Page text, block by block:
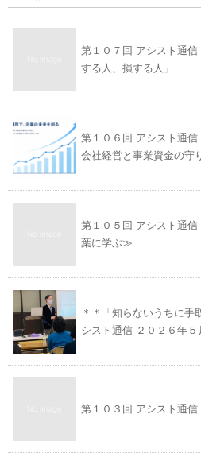
第１０７回 アシスト通
する人、損する人」
第１０６回 アシスト通
会社経営と事業資金の守
第１０５回 アシスト通
葉に学ぶ≫
＊＊「知らないうちに手
シスト通信 ２０２６年５
第１０３回 アシスト通